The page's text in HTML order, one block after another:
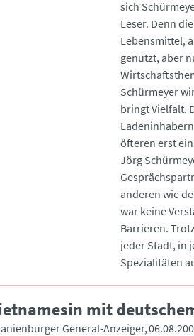
sich
Leser. Denn
Lebensmittel,
genutzt, aber
Schürmeyer
bringt Vielfalt.
öfteren erst
Jörg
anderen wie
war keine
Barrieren.
jeder Stadt, in
Spezialitäten
mit
General-Anzeiger